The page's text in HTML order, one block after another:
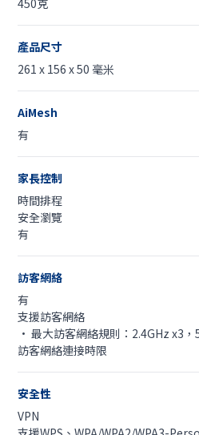
450克
產品尺寸
261 x 156 x 50 毫米
AiMesh
有
家長控制
時間排程
安全瀏覽
有
訪客網絡
有
支援訪客網絡
• 最大訪客網絡規則：2.4GHz x3，
訪客網絡連接時限
安全性
VPN